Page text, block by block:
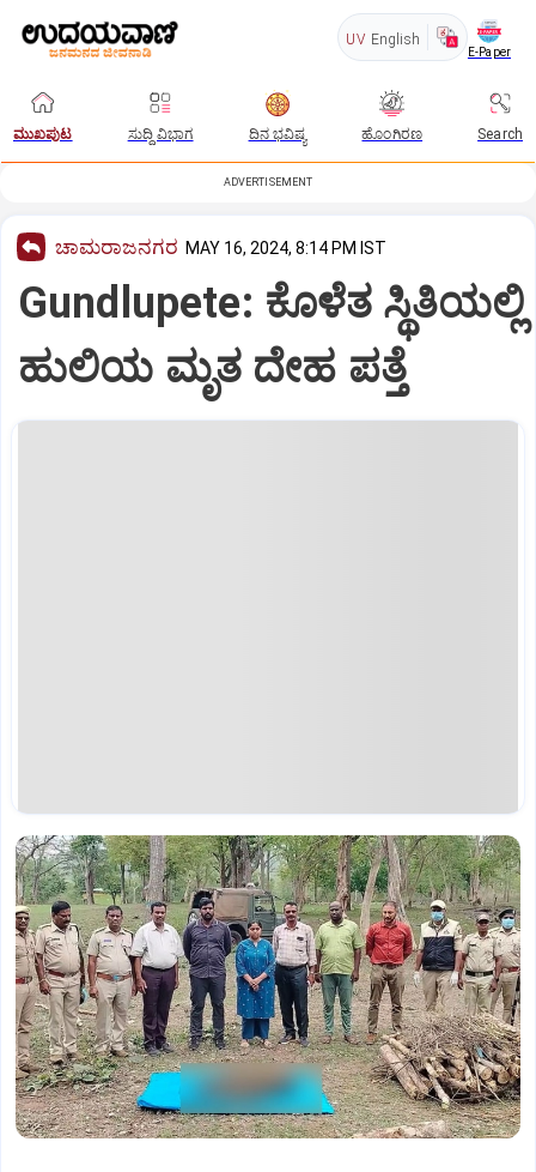
UV English
E-Paper
ಮುಖಪುಟ ಸುದ್ದಿ ವಿಭಾಗ ದಿನ ಭವಿಷ್ಯ ಹೊಂಗಿರಣ Search
ADVERTISEMENT
ಚಾಮರಾಜನಗರ MAY 16, 2024, 8:14 PM IST
Gundlupete: ಕೊಳೆತ ಸ್ಥಿತಿಯಲ್ಲಿ
ಹುಲಿಯ ಮೃತ ದೇಹ ಪತ್ತೆ